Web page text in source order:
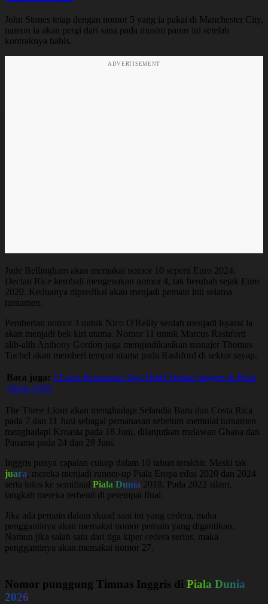
John Stones tetap dengan nomor 5 yang ia pakai di Manchester City,
namun ia akan pergi dari sana pada musim panas ini setelah
kontraknya habis.
ADVERTISEMENT
Jude Bellingham akan memakai nomor 10 seperti Euro 2024.
Declan Rice kembali mengenakan nomor 4, tak berubah sejak Euro
2020. Keduanya diprediksi akan menjadi pemain inti selama
turnamen.
Pemberian nomor 3 untuk Nico O'Reilly seolah menjadi isyarat ia
akan menjadi bek kiri utama. Nomor 11 untuk Marcus Rashford
alih-alih Anthony Gordon juga mengindikasikan manajer Thomas
Tuchel akan memberi tempat utama pada Rashford di sektor sayap.
Baca juga: 3 Lapis Keamanan Jaga Hotel Timnas Inggris di Piala
Dunia 2026
The Three Lions akan menghadapi Selandia Baru dan Costa Rica
pada 7 dan 11 Juni sebagai pemanasan sebelum memulai turnamen
menghadapi Kroasia pada 18 Juni, dilanjutkan melawan Ghana dan
Panama pada 24 dan 28 Juni.
Inggris punya capaian cukup dalam 10 tahun terakhir. Meski tak
juara, mereka menjadi runner-up Piala Eropa edisi 2020 dan 2024
serta lolos ke semifinal Piala Dunia 2018. Pada 2022 silam,
langkah mereka terhenti di perempat final.
Jika ada pemain dalam skuad saat ini yang cedera, maka
penggantinya akan memakai nomor pemain yang digantikan.
Namun jika salah satu dari tiga kiper cedera serius, maka
penggantinya akan memakai nomor 27.
Nomor punggung Timnas Inggris di Piala Dunia
2026